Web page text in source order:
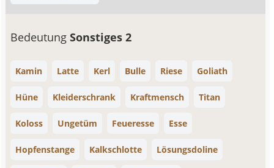
BedeutungSonstiges 2
Kamin Latte Kerl Bulle Riese Goliath
Hüne Kleiderschrank Kraftmensch Titan
Koloss Ungetüm Feueresse Esse
Hopfenstange Kalkschlotte Lösungsdoline